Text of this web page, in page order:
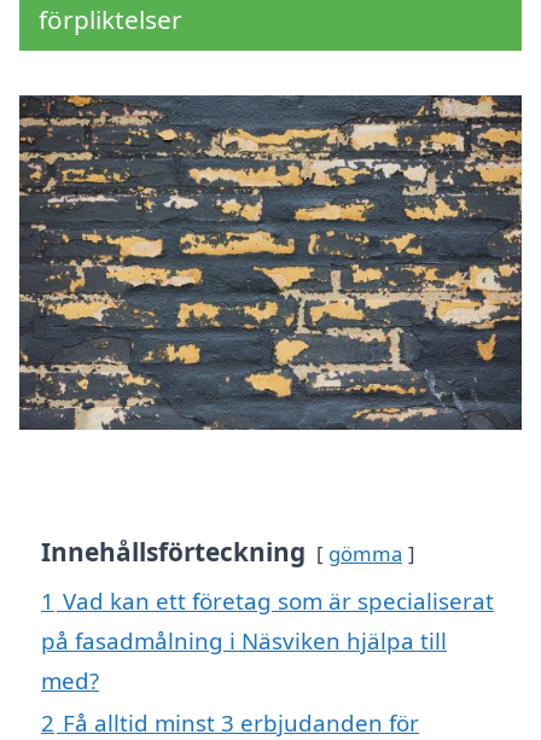
förpliktelser
Innehållsförteckning gömma
1 Vad kan ett företag som är specialiserat
på fasadmålning i Näsviken hjälpa till
med?
2 Få alltid minst 3 erbjudanden för